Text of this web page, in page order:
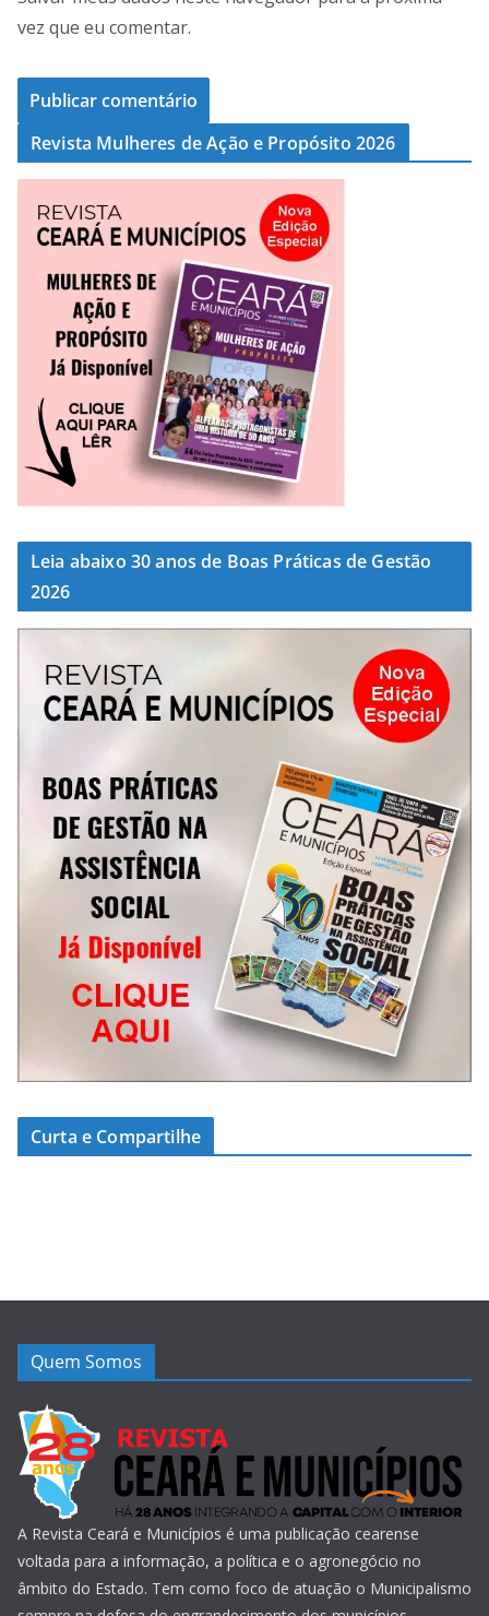
vez que eu comentar.
Revista Mulheres de Ação e Propósito 2026
Leia abaixo 30 anos de Boas Práticas de Gestão
2026
Curta e Compartilhe
Quem Somos
A Revista Ceará e Municípios é uma publicação cearense
voltada para a informação, a política e o agronegócio no
âmbito do Estado. Tem como foco de atuação o Municipalismo